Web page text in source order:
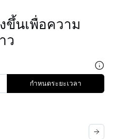
ขึ้นเพื่อความ
ว
กำหนดระยะเวลา